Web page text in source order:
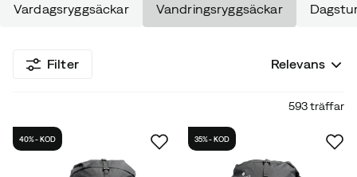
den perfekta modellen för din nästa tur. Du filtrerar enkelt på
packvolym, kön, varumärke och annat som är viktigt för dig med
Vardagsryggsäckar Vandringsryggsäckar
Filter Relevans
593 träffar
40% - KOD 35% - KOD